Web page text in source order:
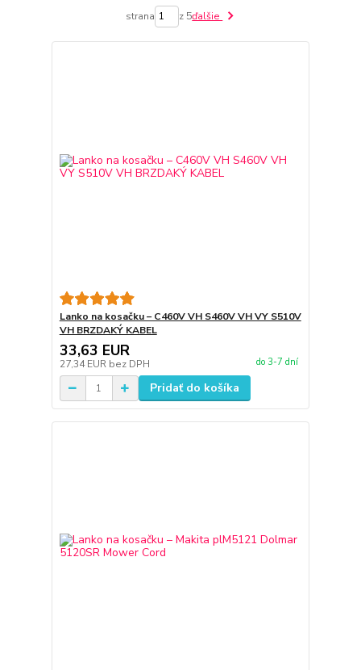
strana z 5ďalšie
Lanko na kosačku – C460V VH S460V VH VY S510V
VH BRZDAKÝ KABEL
33,63 EUR
27,34 EUR bez DPH do 3-7 dní
Pridať do košíka